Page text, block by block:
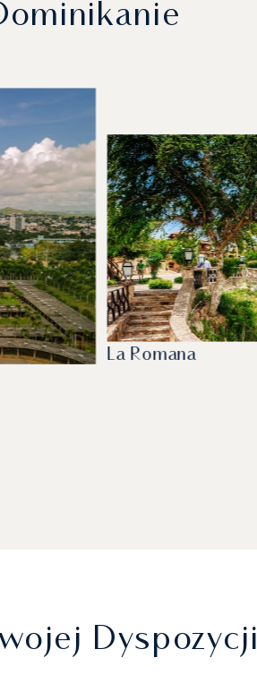
La Romana
Dyspozycji